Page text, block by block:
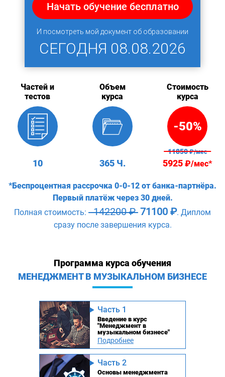
Начать обучение бесплатно
И посмотреть мой документ об образовании
СЕГОДНЯ 08.08.2026
Частей и
тестов
10
Объем
курса
365 Ч.
Стоимость
курса
-50%
11850₽/мес
5925₽/мес*
*Беспроцентная рассрочка 0-0-12 от банка-партнёра.
Первый платёж через 30 дней.
Полная стоимость: 142200 ₽71100 ₽. Диплом
сразу после завершения курса.
Программа курса обучения
МЕНЕДЖМЕНТ В МУЗЫКАЛЬНОМ БИЗНЕСЕ
Часть 1
Введение в курс
"Менеджмент в
музыкальном бизнесе"
Подробнее
Часть 2
Основы менеджмента